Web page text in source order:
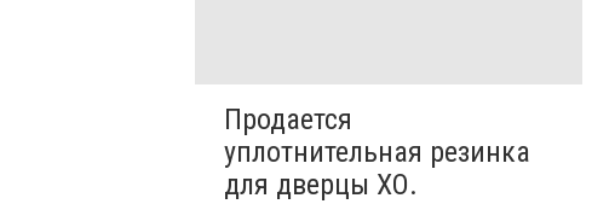
Продается
уплотнительная резинка
для дверцы ХО.